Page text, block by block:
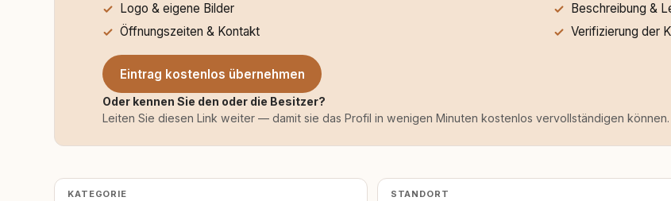
Logo & eigene Bilder
Beschreibung &
Öffnungszeiten & Kontakt
Verifizierung der
Eintrag kostenlos übernehmen
Oder kennen Sie den oder die Besitzer?
Leiten Sie diesen Link weiter — damit sie das Profil in wenigen Minuten kostenlos vervollständigen können.
KATEGORIE STANDORT